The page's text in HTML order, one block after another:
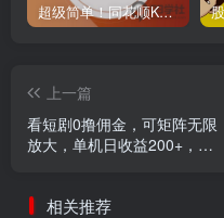
超级简单！同花顺K线界面显示行业概念指标代码图解
上一篇
看短剧0撸佣金，可矩阵无限
放大，单机日收益200+，新
相关推荐